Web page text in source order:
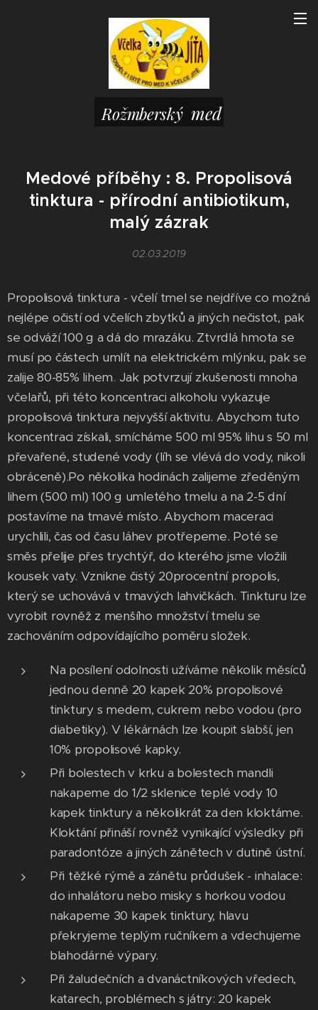
Rožmberský med
Medové příběhy : 8. Propolisová
tinktura - přírodní antibiotikum,
malý zázrak
02.03.2019
Propolisová tinktura - včelí tmel se nejdříve co možná
nejlépe očistí od včelích zbytků a jiných nečistot, pak
se odváží 100 g a dá do mrazáku. Ztvrdlá hmota se
musí po částech umlít na elektrickém mlýnku, pak se
zalije 80-85% lihem. Jak potvrzují zkušenosti mnoha
včelařů, při této koncentraci alkoholu vykazuje
propolisová tinktura nejvyšší aktivitu. Abychom tuto
koncentraci získali, smícháme 500 ml 95% lihu s 50 ml
převařené, studené vody (líh se vlévá do vody, nikoli
obráceně).Po několika hodinách zalijeme zředěným
lihem (500 ml) 100 g umletého tmelu a na 2-5 dní
postavíme na tmavé místo. Abychom maceraci
urychlili, čas od času láhev protřepeme. Poté se
směs přelije přes trychtýř, do kterého jsme vložili
kousek vaty. Vznikne čistý 20procentní propolis,
který se uchovává v tmavých lahvičkách. Tinkturu lze
vyrobit rovněž z menšího množství tmelu se
zachováním odpovídajícího poměru složek.
Na posílení odolnosti užíváme několik měsíců
jednou denně 20 kapek 20% propolisové
tinktury s medem, cukrem nebo vodou (pro
diabetiky). V lékárnách lze koupit slabší, jen
10% propolisové kapky.
Při bolestech v krku a bolestech mandli
nakapeme do 1/2 sklenice teplé vody 10
kapek tinktury a několikrát za den kloktáme.
Kloktání přináší rovněž vynikající výsledky při
paradontóze a jiných zánětech v dutině ústní.
Při těžké rýmě a zánětu průdušek - inhalace:
do inhalátoru nebo misky s horkou vodou
nakapeme 30 kapek tinktury, hlavu
překryjeme teplým ručníkem a vdechujeme
blahodárné výpary.
Při žaludečních a dvanáctníkových vředech,
katarech, problémech s játry: 20 kapek